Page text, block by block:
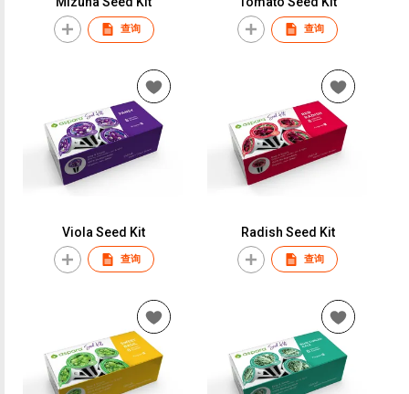
查询 查询
Viola Seed Kit
查询
Radish Seed Kit
查询